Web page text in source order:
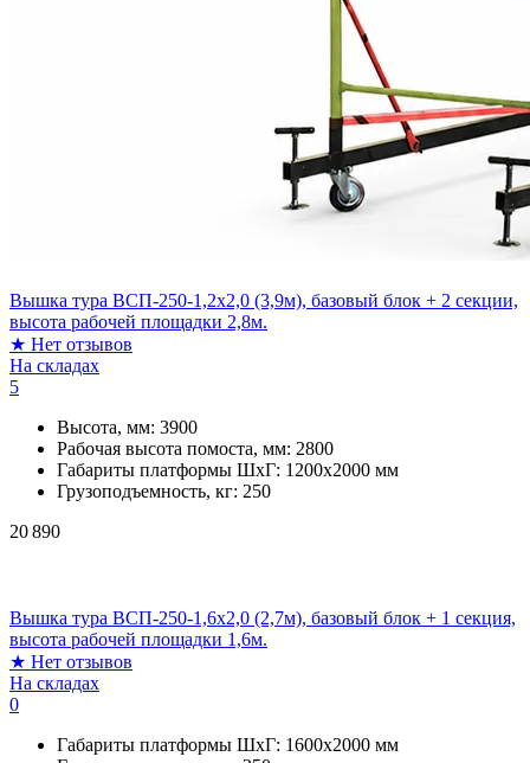
Вышка тура ВСП-250-1,2х2,0 (3,9м), базовый блок + 2 секции,
высота рабочей площадки 2,8м.
★ Нет отзывов
На складах
5
Высота, мм: 3900
Рабочая высота помоста, мм: 2800
Габариты платформы ШxГ: 1200х2000 мм
Грузоподъемность, кг: 250
20 890
Вышка тура ВСП-250-1,6х2,0 (2,7м), базовый блок + 1 секция,
высота рабочей площадки 1,6м.
★ Нет отзывов
На складах
0
Габариты платформы ШxГ: 1600х2000 мм